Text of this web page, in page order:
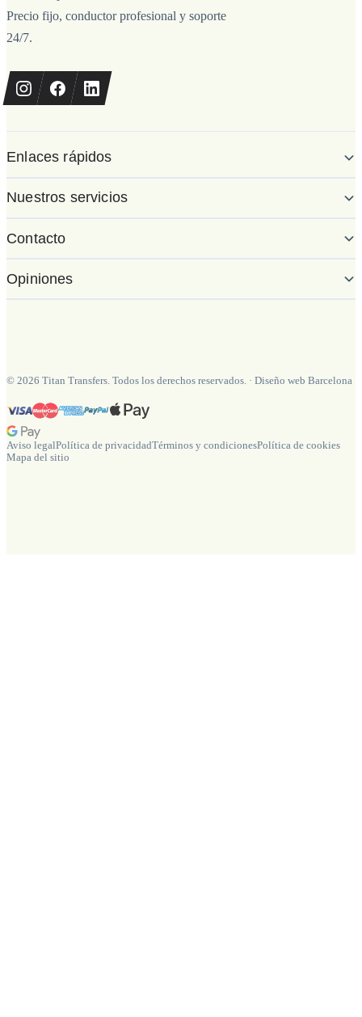
Precio fijo, conductor profesional y soporte
24/7.
Enlaces rápidos
Nuestros servicios
Contacto
Opiniones
© 2026 Titan Transfers. Todos los derechos reservados. · Diseño web Barcelona
Aviso legalPolítica de privacidadTérminos y condicionesPolítica de cookies
Mapa del sitio